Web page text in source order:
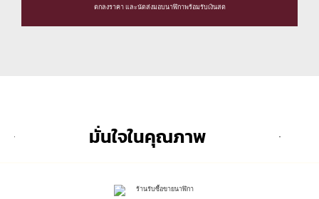
ตกลงราคา และนัดส่งมอบนาฬิกาพร้อมรับเงินสด
มั่นใจในคุณภาพ